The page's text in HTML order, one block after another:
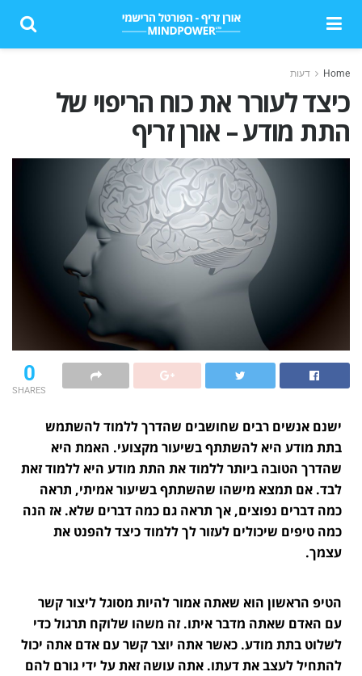
Home דעות
כיצד לעורר את כוח הריפוי של
התת מודע – אורן זריף
0
SHARES
ישנם אנשים רבים שחושבים שהדרך ללמוד להשתמש
בתת מודע היא להשתתף בשיעור מקצועי. האמת היא
שהדרך הטובה ביותר ללמוד את התת מודע היא ללמוד זאת
לבד. אם תמצא מישהו שהשתתף בשיעור אמיתי, תראה
כמה דברים נפוצים, אך תראה גם כמה דברים שלא. אז הנה
כמה טיפים שיכולים לעזור לך ללמוד כיצד להפנט את
עצמך.
הטיפ הראשון הוא שאתה אמור להיות מסוגל ליצור קשר
עם האדם שאתה מדבר איתו. זה משהו שלוקח תרגול כדי
לשלוט בתת מודע. כאשר אתה יוצר קשר עם אדם אתה יכול
להתחיל לעצב את דעתו. אתה עושה זאת על ידי גורם להם